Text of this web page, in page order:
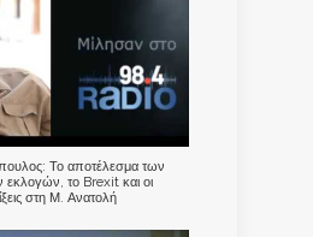
Το αποτέλεσμα των
εκλογών, το Brexit και οι
στη Μ. Ανατολή